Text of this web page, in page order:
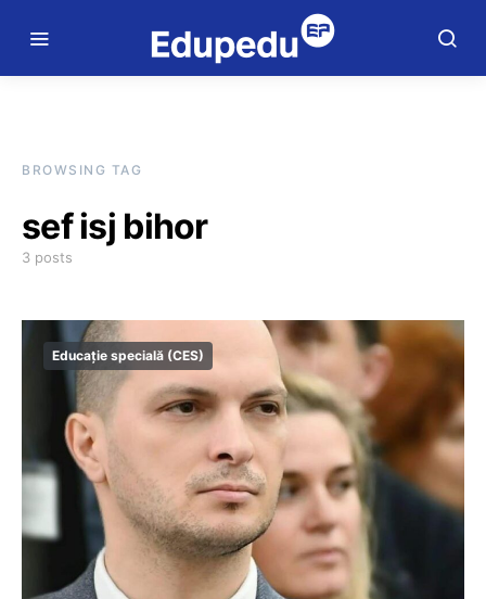
BROWSING TAG
sef isj bihor
3 posts
Educație specială (CES)